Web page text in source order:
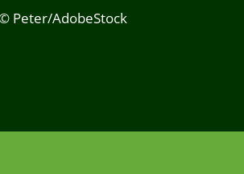
Peter/AdobeStock